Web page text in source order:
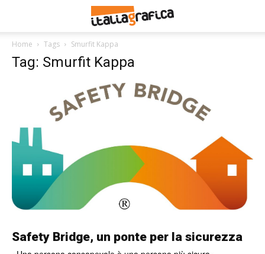
Home Tags Smurfit Kappa
Tag: Smurfit Kappa
Safety Bridge, un ponte per la sicurezza